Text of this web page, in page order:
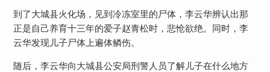
到了大城县火化场，见到冷冻室里的尸体，李云华辨认出那
正是自己养育十三年的爱子赵青松时，悲怆欲绝。同时，李
云华发现儿子尸体上遍体鳞伤。
随后，李云华向大城县公安局刑警人员了解儿子在什么地方